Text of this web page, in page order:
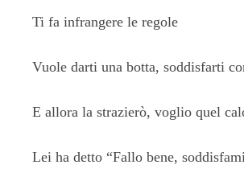
Ti fa infrangere le regole
Vuole darti una botta, soddisfarti
E allora la strazierò, voglio quel
Lei ha detto “Fallo bene,